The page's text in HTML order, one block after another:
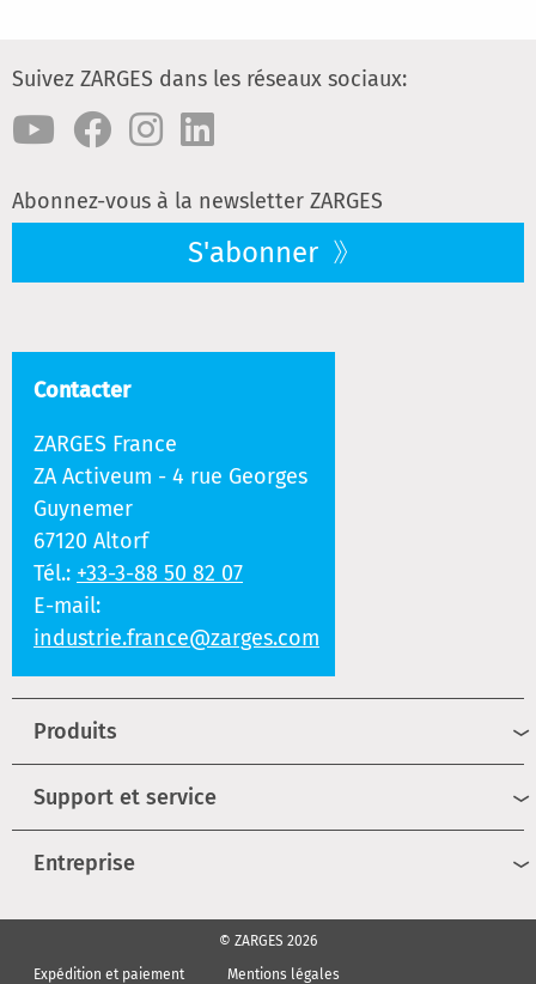
Suivez ZARGES dans les réseaux sociaux:
Abonnez-vous à la newsletter ZARGES
S'abonner
Contacter
ZARGES France
ZA Activeum - 4 rue Georges
Guynemer
67120 Altorf
Tél.: +33-3-88 50 82 07
E-mail:
industrie.france@zarges.com
Produits
Support et service
Entreprise
© ZARGES 2026
Expédition et paiement
Mentions légales